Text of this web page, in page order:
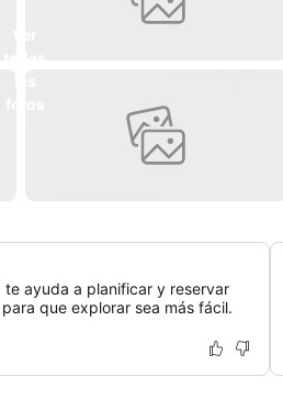
ayuda a planificar y reservar
que explorar sea más fácil.